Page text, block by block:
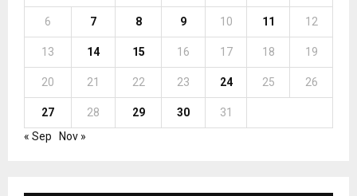
6 7 8 9 10 11 12
13 14 15 16 17 18 19
20 21 22 23 24 25 26
27 28 29 30
31
« Sep
Nov »